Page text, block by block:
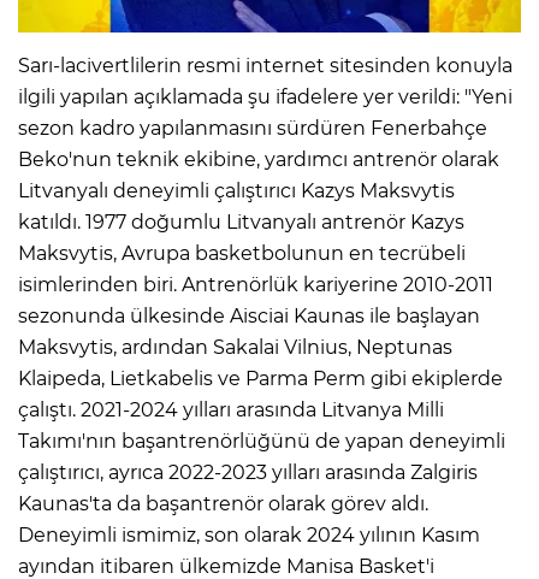
Sarı-lacivertlilerin resmi internet sitesinden konuyla
ilgili yapılan açıklamada şu ifadelere yer verildi: "Yeni
sezon kadro yapılanmasını sürdüren Fenerbahçe
Beko'nun teknik ekibine, yardımcı antrenör olarak
Litvanyalı deneyimli çalıştırıcı Kazys Maksvytis
katıldı. 1977 doğumlu Litvanyalı antrenör Kazys
Maksvytis, Avrupa basketbolunun en tecrübeli
isimlerinden biri. Antrenörlük kariyerine 2010-2011
sezonunda ülkesinde Aisciai Kaunas ile başlayan
Maksvytis, ardından Sakalai Vilnius, Neptunas
Klaipeda, Lietkabelis ve Parma Perm gibi ekiplerde
çalıştı. 2021-2024 yılları arasında Litvanya Milli
Takımı'nın başantrenörlüğünü de yapan deneyimli
çalıştırıcı, ayrıca 2022-2023 yılları arasında Zalgiris
Kaunas'ta da başantrenör olarak görev aldı.
Deneyimli ismimiz, son olarak 2024 yılının Kasım
ayından itibaren ülkemizde Manisa Basket'i